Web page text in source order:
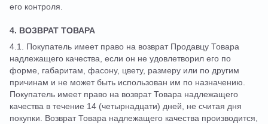
его контроля.
4. ВОЗВРАТ ТОВАРА
4.1. Покупатель имеет право на возврат Продавцу Товара
надлежащего качества, если он не удовлетворил его по
форме, габаритам, фасону, цвету, размеру или по другим
причинам и не может быть использован им по назначению.
Покупатель имеет право на возврат Товара надлежащего
качества в течение 14 (четырнадцати) дней, не считая дня
покупки. Возврат Товара надлежащего качества производится,